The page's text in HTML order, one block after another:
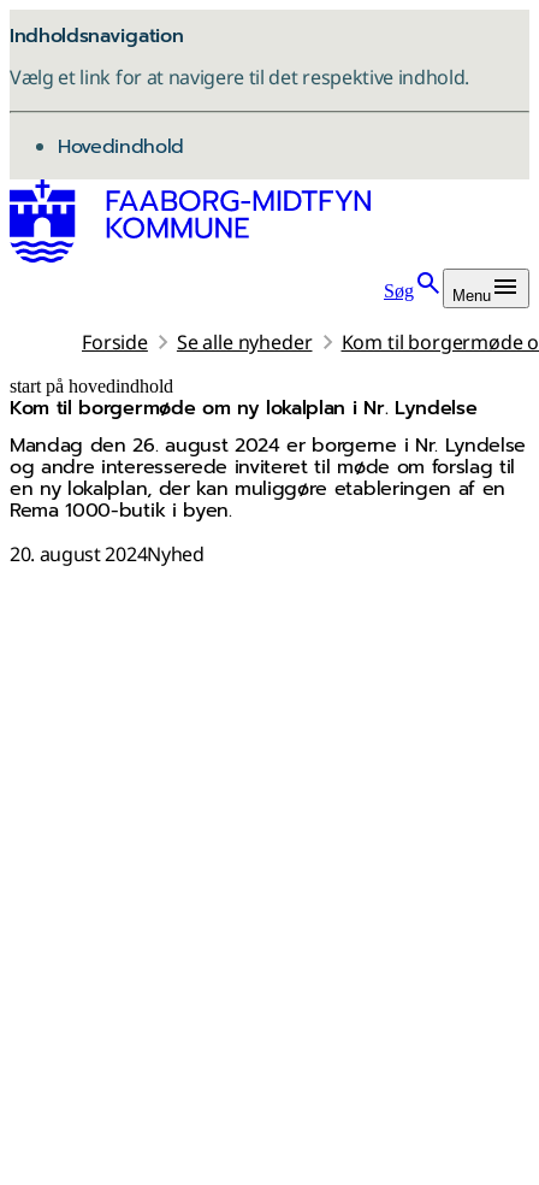
Indholdsnavigation
Vælg et link for at navigere til det respektive indhold.
gå til
Hovedindhold
Søg Menu
Forside Se alle nyheder Kom til borgermøde
start på hovedindhold
Kom til borgermøde om ny lokalplan i Nr. Lyndelse
Mandag den 26. august 2024 er borgerne i Nr. Lyndelse
og andre interesserede inviteret til møde om forslag til
en ny lokalplan, der kan muliggøre etableringen af en
Rema 1000-butik i byen.
20. august 2024Nyhed
senest opdateret 11. november 2025